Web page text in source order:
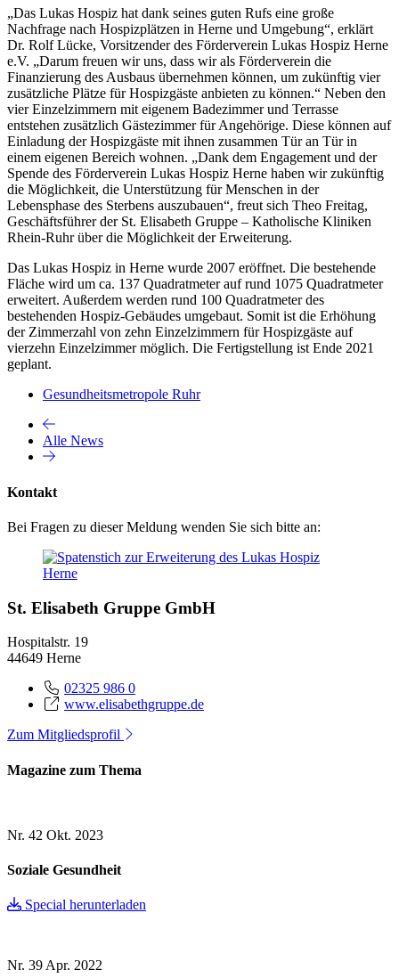
„Das Lukas Hospiz hat dank seines guten Rufs eine große
Nachfrage nach Hospizplätzen in Herne und Umgebung“, erklärt
Dr. Rolf Lücke, Vorsitzender des Förderverein Lukas Hospiz Herne
e.V. „Darum freuen wir uns, dass wir als Förderverein die
Finanzierung des Ausbaus übernehmen können, um zukünftig vier
zusätzliche Plätze für Hospizgäste anbieten zu können.“ Neben den
vier Einzelzimmern mit eigenem Badezimmer und Terrasse
entstehen zusätzlich Gästezimmer für Angehörige. Diese können auf
Einladung der Hospizgäste mit ihnen zusammen Tür an Tür in
einem eigenen Bereich wohnen. „Dank dem Engagement und der
Spende des Förderverein Lukas Hospiz Herne haben wir zukünftig
die Möglichkeit, die Unterstützung für Menschen in der
Lebensphase des Sterbens auszubauen“, freut sich Theo Freitag,
Geschäftsführer der St. Elisabeth Gruppe – Katholische Kliniken
Rhein-Ruhr über die Möglichkeit der Erweiterung.
Das Lukas Hospiz in Herne wurde 2007 eröffnet. Die bestehende
Fläche wird um ca. 137 Quadratmeter auf rund 1075 Quadratmeter
erweitert. Außerdem werden rund 100 Quadratmeter des
bestehenden Hospiz-Gebäudes umgebaut. Somit ist die Erhöhung
der Zimmerzahl von zehn Einzelzimmern für Hospizgäste auf
vierzehn Einzelzimmer möglich. Die Fertigstellung ist Ende 2021
geplant.
Gesundheitsmetropole Ruhr
Alle News
Kontakt
Bei Fragen zu dieser Meldung wenden Sie sich bitte an:
St. Elisabeth Gruppe GmbH
Hospitalstr. 19
44649 Herne
02325 986 0
www.elisabethgruppe.de
Zum Mitgliedsprofil
Magazine zum Thema
Nr. 42 Okt. 2023
Soziale Gesundheit
Special herunterladen
Nr. 39Apr. 2022